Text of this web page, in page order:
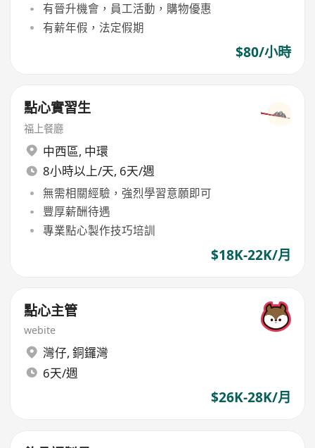
有晉升機會，員工活動，購物優惠
有薪年假，法定假期
$80/小時
點心實習生
​福上餐廳
中西區, 中環
8小時以上/天, 6天/週
無需相關經驗，強烈學習意願即可
豐厚薪酬待遇
專業點心製作技巧培訓
$18K-22K/月
點心主管
webite
灣仔, 銅鑼灣
6天/週
$26K-28K/月